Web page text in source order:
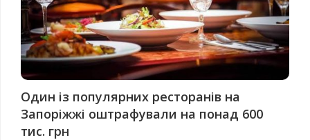
Один із популярних ресторанів на
Запоріжжі оштрафували на понад 600
тис. грн